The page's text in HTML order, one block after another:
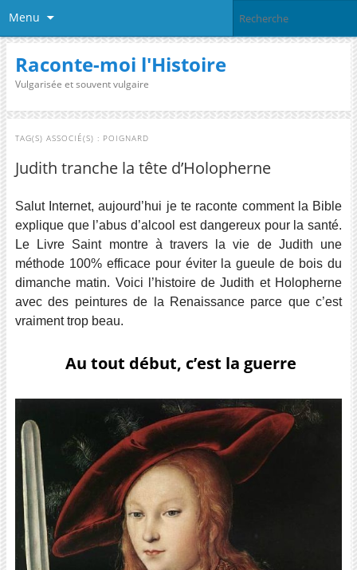
Menu
Raconte-moi l'Histoire
Vulgarisée et souvent vulgaire
TAG(S) ASSOCIÉ(S) : POIGNARD
Judith tranche la tête d’Holopherne
Salut Internet, aujourd’hui je te raconte comment la Bible
explique que l’abus d’alcool est dangereux pour la santé.
Le Livre Saint montre à travers la vie de Judith une
méthode 100% efficace pour éviter la gueule de bois du
dimanche matin. Voici l’histoire de Judith et Holopherne
avec des peintures de la Renaissance parce que c’est
vraiment trop beau.
Au tout début, c’est la guerre